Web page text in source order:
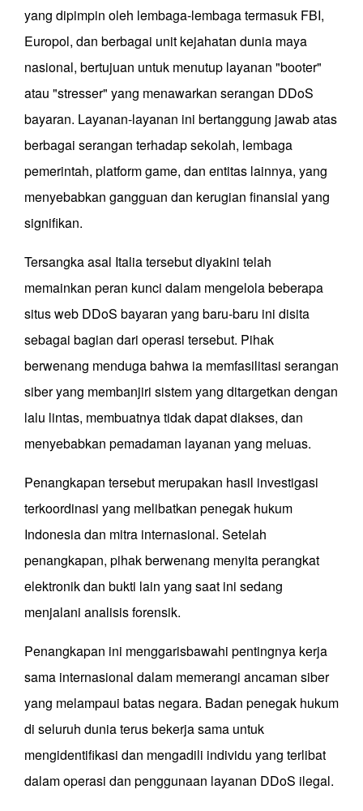
yang dipimpin oleh lembaga-lembaga termasuk FBI,
Europol, dan berbagai unit kejahatan dunia maya
nasional, bertujuan untuk menutup layanan "booter"
atau "stresser" yang menawarkan serangan DDoS
bayaran. Layanan-layanan ini bertanggung jawab atas
berbagai serangan terhadap sekolah, lembaga
pemerintah, platform game, dan entitas lainnya, yang
menyebabkan gangguan dan kerugian finansial yang
signifikan.
Tersangka asal Italia tersebut diyakini telah
memainkan peran kunci dalam mengelola beberapa
situs web DDoS bayaran yang baru-baru ini disita
sebagai bagian dari operasi tersebut. Pihak
berwenang menduga bahwa ia memfasilitasi serangan
siber yang membanjiri sistem yang ditargetkan dengan
lalu lintas, membuatnya tidak dapat diakses, dan
menyebabkan pemadaman layanan yang meluas.
Penangkapan tersebut merupakan hasil investigasi
terkoordinasi yang melibatkan penegak hukum
Indonesia dan mitra internasional. Setelah
penangkapan, pihak berwenang menyita perangkat
elektronik dan bukti lain yang saat ini sedang
menjalani analisis forensik.
Penangkapan ini menggarisbawahi pentingnya kerja
sama internasional dalam memerangi ancaman siber
yang melampaui batas negara. Badan penegak hukum
di seluruh dunia terus bekerja sama untuk
mengidentifikasi dan mengadili individu yang terlibat
dalam operasi dan penggunaan layanan DDoS ilegal.